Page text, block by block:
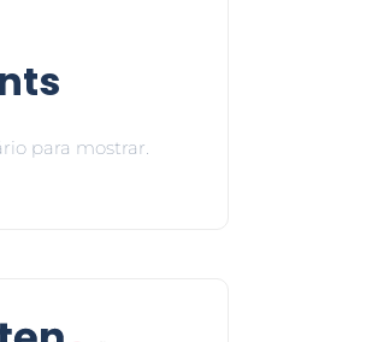
para mostrar.